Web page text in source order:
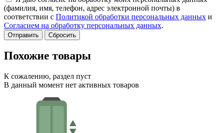
(фамилия, имя, телефон, адрес электронной почты) в
соответствии с Политикой обработки персональных данных и
Согласием на обработку персональных данных.
Сбросить
Похожие товары
К сожалению, раздел пуст
В данный момент нет активных товаров